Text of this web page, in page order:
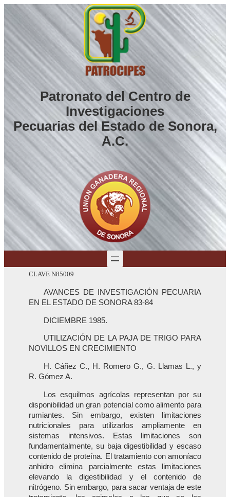
Saltar
al
contenido
Patronato del Centro de
Investigaciones
Pecuarias del Estado de Sonora,
A.C.
CLAVE N85009
AVANCES DE INVESTIGACIÓN PECUARIA
EN EL ESTADO DE SONORA 83-84
DICIEMBRE 1985.
UTILIZACIÓN DE LA PAJA DE TRIGO PARA
NOVILLOS EN CRECIMIENTO
H. Cáñez C., H. Romero G., G. Llamas L., y
R. Gómez A.
Los esquilmos agrícolas representan por su
disponibilidad un gran potencial como alimento para
rumiantes. Sin embargo, existen limitaciones
nutricionales para utilizarlos ampliamente en
sistemas intensivos. Estas limitaciones son
fundamentalmente, su baja digestibilidad y escaso
contenido de proteína. El tratamiento con amoníaco
anhidro elimina parcialmente estas limitaciones
elevando la digestibilidad y el contenido de
nitrógeno. Sin embargo, para sacar ventaja de este